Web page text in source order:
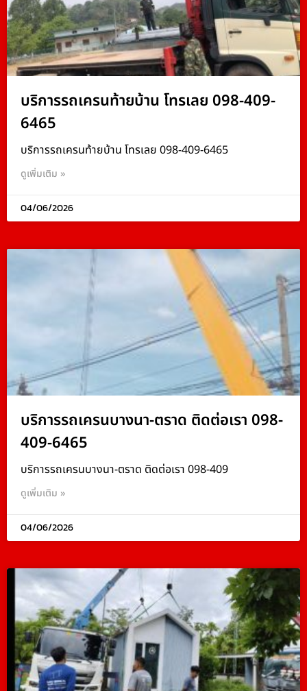
บริการรถเครนท้ายบ้าน โทรเลย 098-409-
6465
บริการรถเครนท้ายบ้าน โทรเลย 098-409-6465
ดูเพิ่มเติม »
04/06/2026
บริการรถเครนบางนา-ตราด ติดต่อเรา 098-
409-6465
บริการรถเครนบางนา-ตราด ติดต่อเรา 098-409
ดูเพิ่มเติม »
04/06/2026